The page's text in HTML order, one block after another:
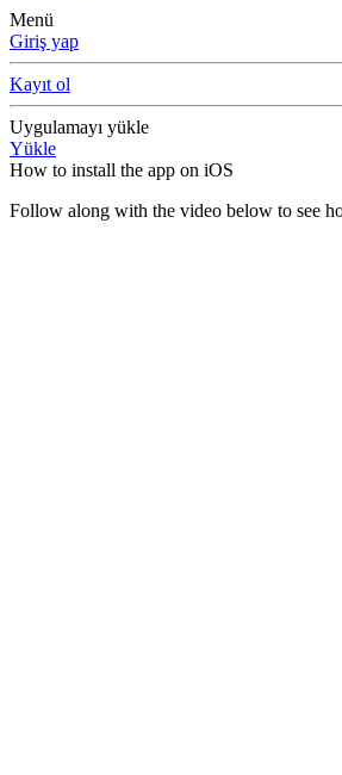
Menü
Giriş yap
Kayıt ol
Uygulamayı yükle
Yükle
How to install the app on iOS
Follow along with the video below to see